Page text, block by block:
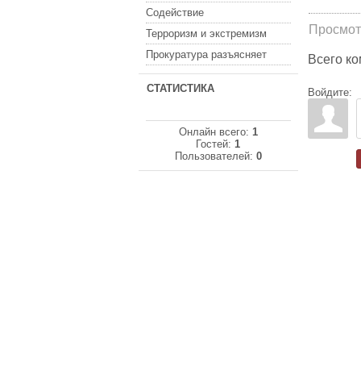
Содействие
Терроризм и экстремизм
Прокуратура разъясняет
СТАТИСТИКА
Онлайн всего: 1
Гостей:1
Пользователей: 0
Всего
Войдите: